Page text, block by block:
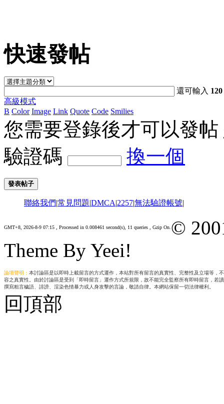
快速發帖
還可輸入 120
高級模式
B Color Image Link Quote Code Smilies
您需要登錄後才可以發帖
驗證碼
換一個
發表帖子
聯絡我們|常見問題|DMCA|2257|無法驗證帳號|
GMT+8, 2026-8-9 07:15 , Processed in 0.008461 second(s), 11 queries , Gzip On. ©
Theme By Yeei!
論壇聲明： 本討論區是以即時上載留言的方式運作，本站對所有留言的真實性、完整性及立場等
容之真實性。由於討論區是受到「即時留言」運作方式所規限，故不能完全監察所有即時留言，
撰寫粗言穢語、誹謗、渲染色情暴力或人身攻擊的言論，敬請自律。本網站保留一切法律權利。
回頂部